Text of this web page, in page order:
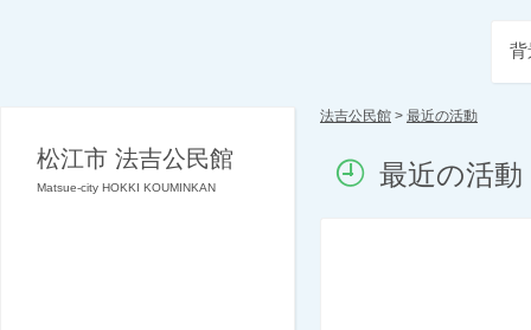
松江市 法吉公民館
Matsue-city HOKKI KOUMINKAN
背
法吉公民館 > 最近の活動
最近の活動